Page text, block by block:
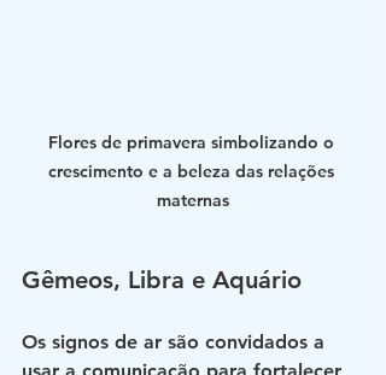
Flores de primavera simbolizando o
crescimento e a beleza das relações
maternas
Gêmeos, Libra e Aquário
Os signos de ar são convidados a